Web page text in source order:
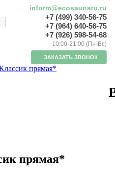
inform@ecosaunaru.ru
+7 (499) 340-56-75
+7 (964) 640-56-75
+7 (926) 598-54-68
10:00-21:00 (Пн-Вс)
ЗАКАЗАТЬ ЗВОНОК
прямая*
прямая*